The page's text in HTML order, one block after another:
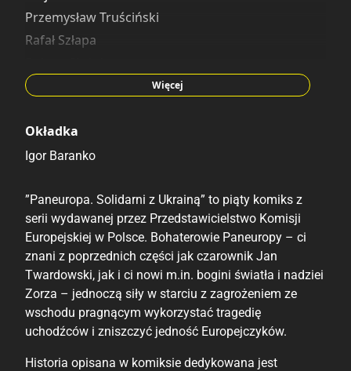
Przemysław Truściński
Rafał Szłapa
Grzegorz Pawlak
Więcej
Okładka
Igor Baranko
”Paneuropa. Solidarni z Ukrainą” to piąty komiks z
serii wydawanej przez Przedstawicielstwo Komisji
Europejskiej w Polsce. Bohaterowie Paneuropy – ci
znani z poprzednich części jak czarownik Jan
Twardowski, jak i ci nowi m.in. bogini światła i nadziei
Zorza – jednoczą siły w starciu z zagrożeniem ze
wschodu pragnącym wykorzystać tragedię
uchodźców i zniszczyć jedność Europejczyków.
Historia opisana w komiksie dedykowana jest